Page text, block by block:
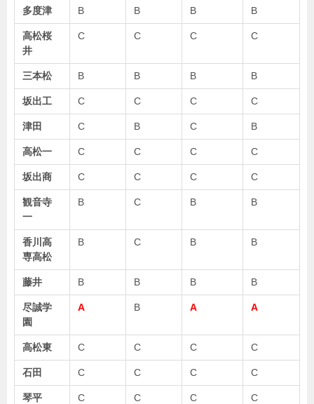
多度津 B B B B
高松桜
井
C C C C
三本松 B B B B
坂出工 C C C C
津田 C B C B
高松一 C C C C
坂出商 C C C C
観音寺
一
B C B B
香川高
専高松
B C B B
藤井 B B B B
尽誠学
園
A B A A
高松東 C C C C
石田 C C C C
琴平 C C C C